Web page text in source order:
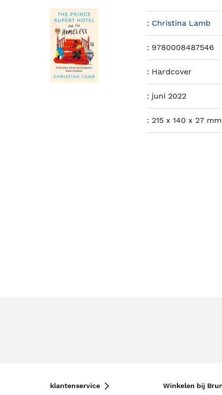
: Christina Lamb
: 9780008487546
: Hardcover
: juni 2022
: 215 x 140 x 27
klantenservice Winkelen bij